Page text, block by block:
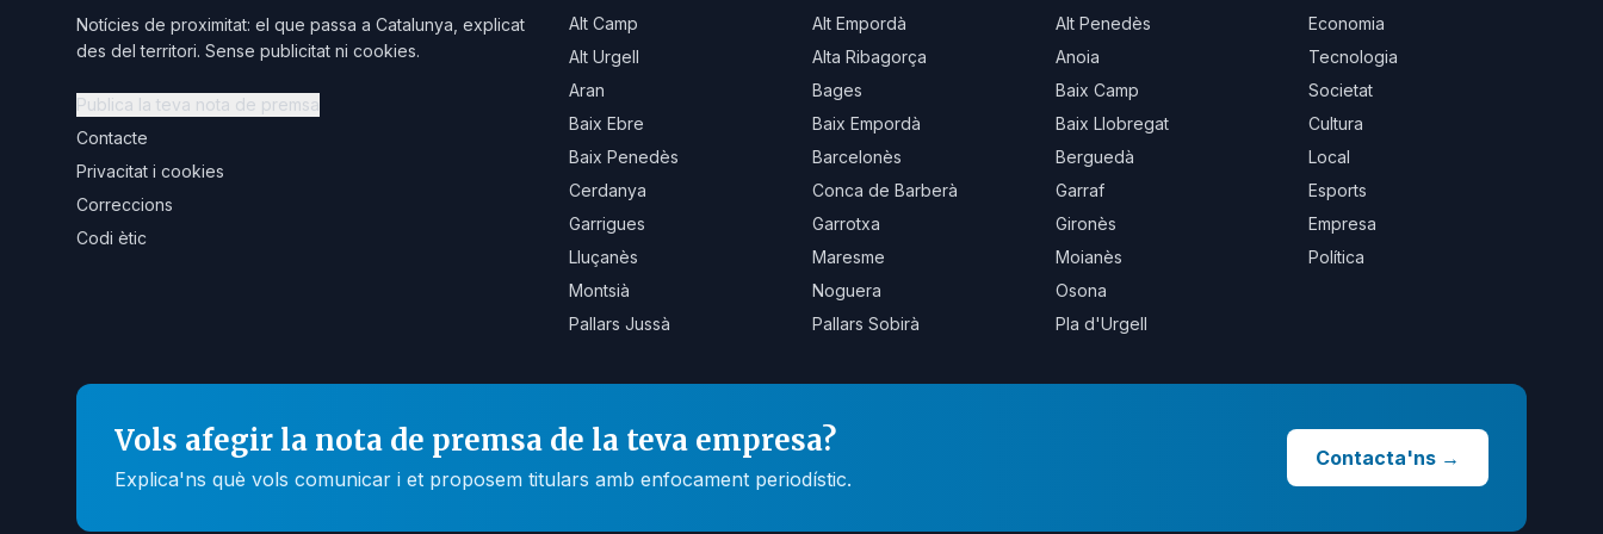
Notícies de proximitat: el que passa a Catalunya, explicat
des del territori. Sense publicitat ni cookies.
Publica la teva nota de premsa
Contacte
Privacitat i cookies
Correccions
Codi ètic
Alt Camp Alt Empordà
Alt Penedès
Alt Urgell
Alta Ribagorça
Anoia
Aran
Bages
Baix Camp
Baix Ebre
Baix Empordà
Baix Llobregat
Baix Penedès
Barcelonès
Berguedà
Cerdanya
Conca de Barberà
Garraf
Garrigues
Garrotxa
Gironès
Lluçanès
Maresme
Moianès
Montsià
Noguera
Osona
Pallars Jussà
Pallars Sobirà Pla d'Urgell
Economia
Tecnologia
Societat
Cultura
Local
Esports
Empresa
Política
Vols afegir la nota de premsa de la teva empresa?
Explica'ns què vols comunicar i et proposem titulars amb enfocament periodístic.
Contacta'ns →